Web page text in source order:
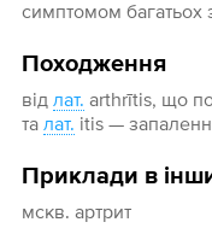
симптомом багатьох
Походження
від лат. arthrītis, що
та лат. itis —
Приклади в
мскв. артрит